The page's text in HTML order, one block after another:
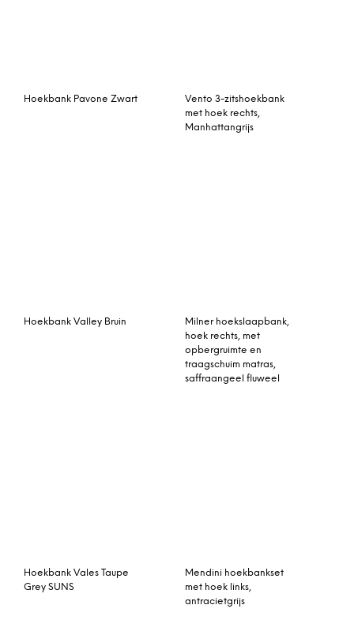
Hoekbank Pavone Zwart
Vento 3-zitshoekbank
met hoek rechts,
Manhattangrijs
Hoekbank Valley Bruin
Milner hoekslaapbank,
hoek rechts, met
opbergruimte en
traagschuim matras,
saffraangeel fluweel
Hoekbank Vales Taupe
Grey SUNS
Mendini hoekbankset
met hoek links,
antracietgrijs